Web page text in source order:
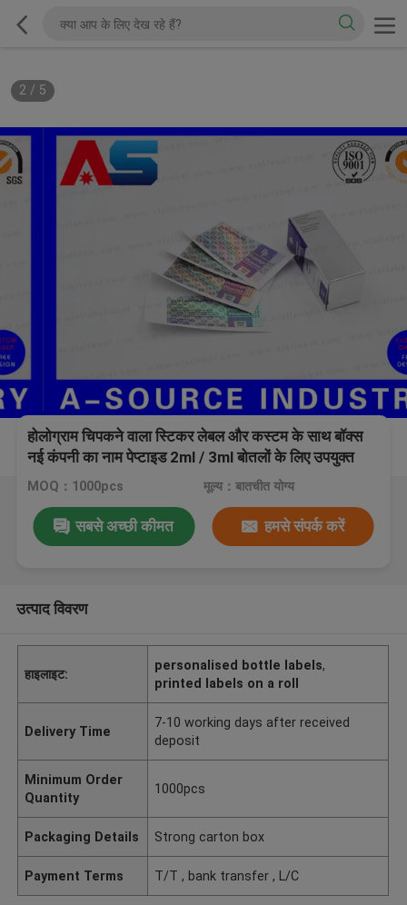
2/ 5
होलोग्राम चिपकने वाला स्टिकर लेबल और कस्टम के साथ बॉक्स
नई कंपनी का नाम पेप्टाइड 2ml / 3ml बोतलों के लिए उपयुक्त
MOQ：1000pcs मूल्य：बातचीत योग्य
सबसे अच्छी कीमत हमसे संपर्क करें
उत्पाद विवरण
हाइलाइट:
personalised bottle labels,
printed labels on a roll
Delivery Time
7-10 working days after received
deposit
Minimum Order
Quantity
1000pcs
Packaging Details Strong carton box
Payment Terms T/T , bank transfer , L/C